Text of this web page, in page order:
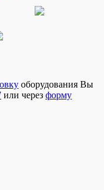
оборудования Вы
или через форму